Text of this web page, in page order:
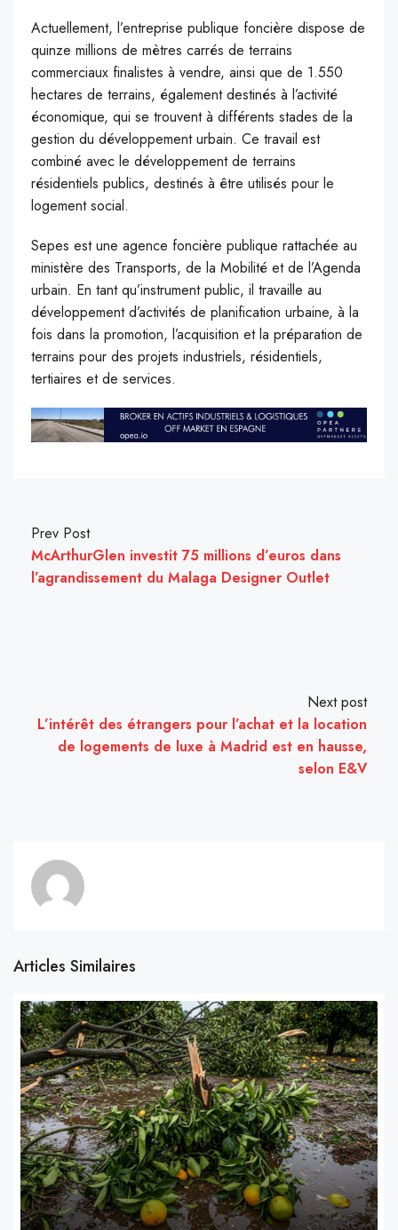
Actuellement, l’entreprise publique foncière dispose de
quinze millions de mètres carrés de terrains
commerciaux finalistes à vendre, ainsi que de 1.550
hectares de terrains, également destinés à l’activité
économique, qui se trouvent à différents stades de la
gestion du développement urbain. Ce travail est
combiné avec le développement de terrains
résidentiels publics, destinés à être utilisés pour le
logement social.
Sepes est une agence foncière publique rattachée au
ministère des Transports, de la Mobilité et de l’Agenda
urbain. En tant qu’instrument public, il travaille au
développement d’activités de planification urbaine, à la
fois dans la promotion, l’acquisition et la préparation de
terrains pour des projets industriels, résidentiels,
tertiaires et de services.
Prev Post
McArthurGlen investit 75 millions d’euros dans
l’agrandissement du Malaga Designer Outlet
Next post
L’intérêt des étrangers pour l’achat et la location
de logements de luxe à Madrid est en hausse,
selon E&V
Articles Similaires